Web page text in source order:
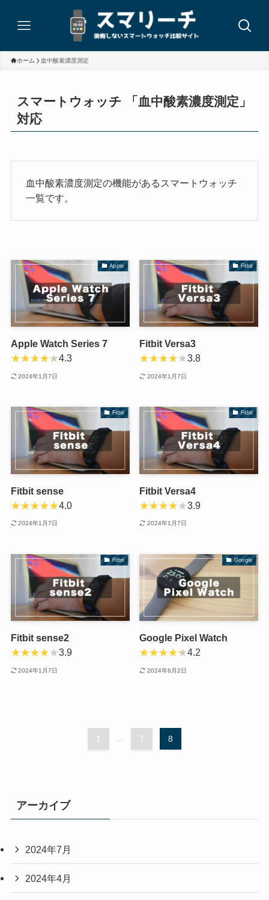
ホーム 血中酸素濃度測定
スマートウォッチ 「血中酸素濃度測定」
対応
血中酸素濃度測定の機能があるスマートウォッチ
一覧です。
Apple
Apple Watch Series 7
4.3
2024年1月7日
Fitbit
Fitbit Versa3
3.8
2024年1月7日
Fitbit
Fitbit sense
4.0
2024年1月7日
Fitbit
Fitbit Versa4
3.9
2024年1月7日
Fitbit
Fitbit sense2
3.9
2024年1月7日
Google
Google Pixel Watch
4.2
2024年6月2日
1 7 8
アーカイブ
2024年7月
2024年4月